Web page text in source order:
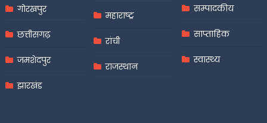
गोरखपुर
छत्तीसगढ़
जमशेदपुर
झारखंड
महाराष्ट्र
रांची
राजस्थान
सम्पादकीय
साप्ताहिक
स्वास्थ्य